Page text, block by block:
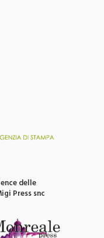
delle
Press snc